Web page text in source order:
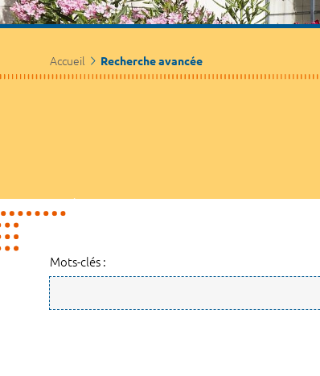
Accueil Recherche avancée
Mots-clés :